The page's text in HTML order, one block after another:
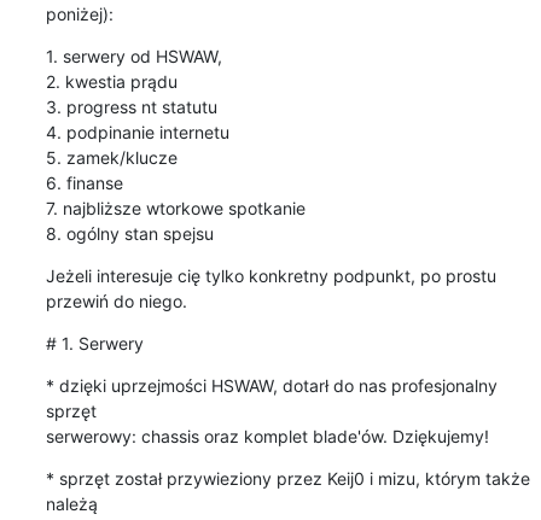
poniżej):
1. serwery od HSWAW,
2. kwestia prądu
3. progress nt statutu
4. podpinanie internetu
5. zamek/klucze
6. finanse
7. najbliższe wtorkowe spotkanie
8. ogólny stan spejsu
Jeżeli interesuje cię tylko konkretny podpunkt, po prostu
przewiń do niego.
# 1. Serwery
* dzięki uprzejmości HSWAW, dotarł do nas profesjonalny
sprzęt
serwerowy: chassis oraz komplet blade'ów. Dziękujemy!
* sprzęt został przywieziony przez Keij0 i mizu, którym także
należą